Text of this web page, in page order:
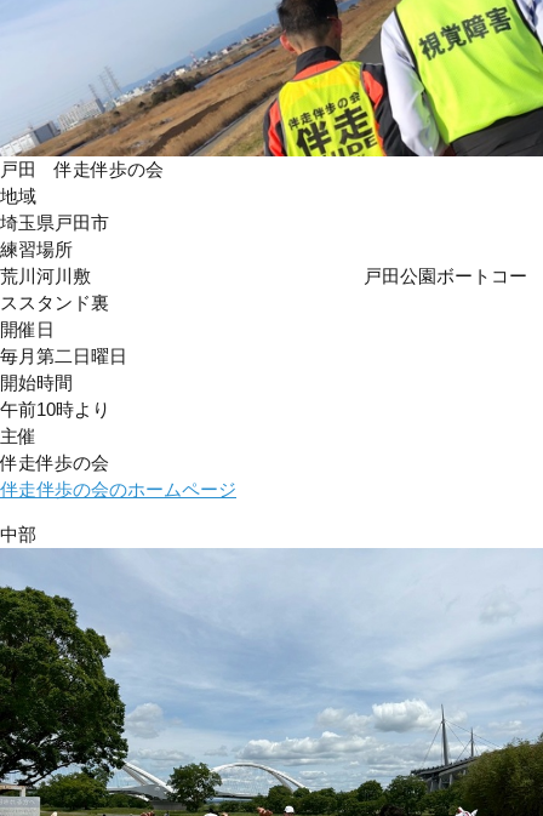
戸田 伴走伴歩の会
地域
埼玉県戸田市
練習場所
荒川河川敷 戸田公園ボートコー
ススタンド裏
開催日
毎月第二日曜日
開始時間
午前10時より
主催
伴走伴歩の会
伴走伴歩の会のホームページ
中部